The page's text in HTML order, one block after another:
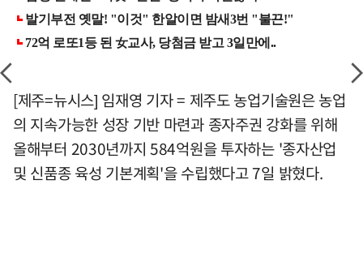
[제주=뉴시스] 임재영 기자 = 제주도 농업기술원은 농업
의 지속가능한 성장 기반 마련과 종자주권 강화를 위해
올해부터 2030년까지 584억원을 투자하는 '종자산업
및 신품종 육성 기본계획'을 수립했다고 7일 밝혔다.